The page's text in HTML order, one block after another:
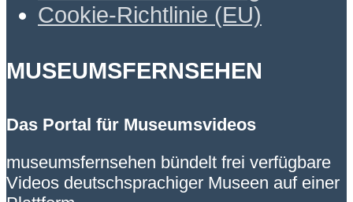
Cookie-Richtlinie (EU)
MUSEUMSFERNSEHEN
Das Portal für Museumsvideos
museumsfernsehen bündelt frei verfügbare
Videos deutschsprachiger Museen auf einer